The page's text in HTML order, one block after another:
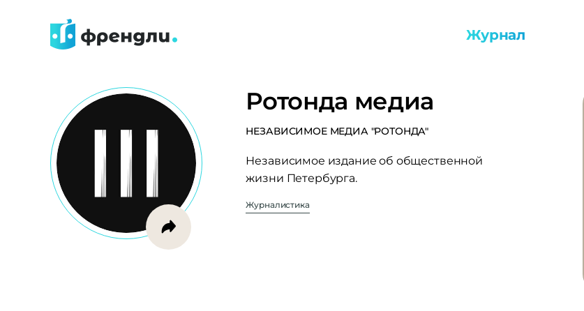
Журнал
Ротонда медиа
НЕЗАВИСИМОЕ МЕДИА "РОТОНДА"
Независимое издание об общественной
жизни Петербурга.
Журналистика